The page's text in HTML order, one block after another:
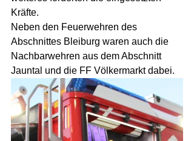
Kräfte.
Neben den Feuerwehren des
Abschnittes Bleiburg waren auch die
Nachbarwehren aus dem Abschnitt
Jauntal und die FF Völkermarkt dabei.